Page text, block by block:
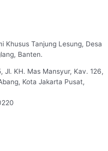
Khusus Tanjung Lesung, Desa
Banten.
Jl. KH. Mas Mansyur, Kav. 126,
Kota Jakarta Pusat,